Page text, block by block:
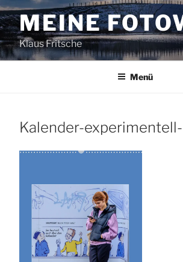
Zum
Inhalt
springenMEINE
Klaus Fritsche
Menü
Kalender-